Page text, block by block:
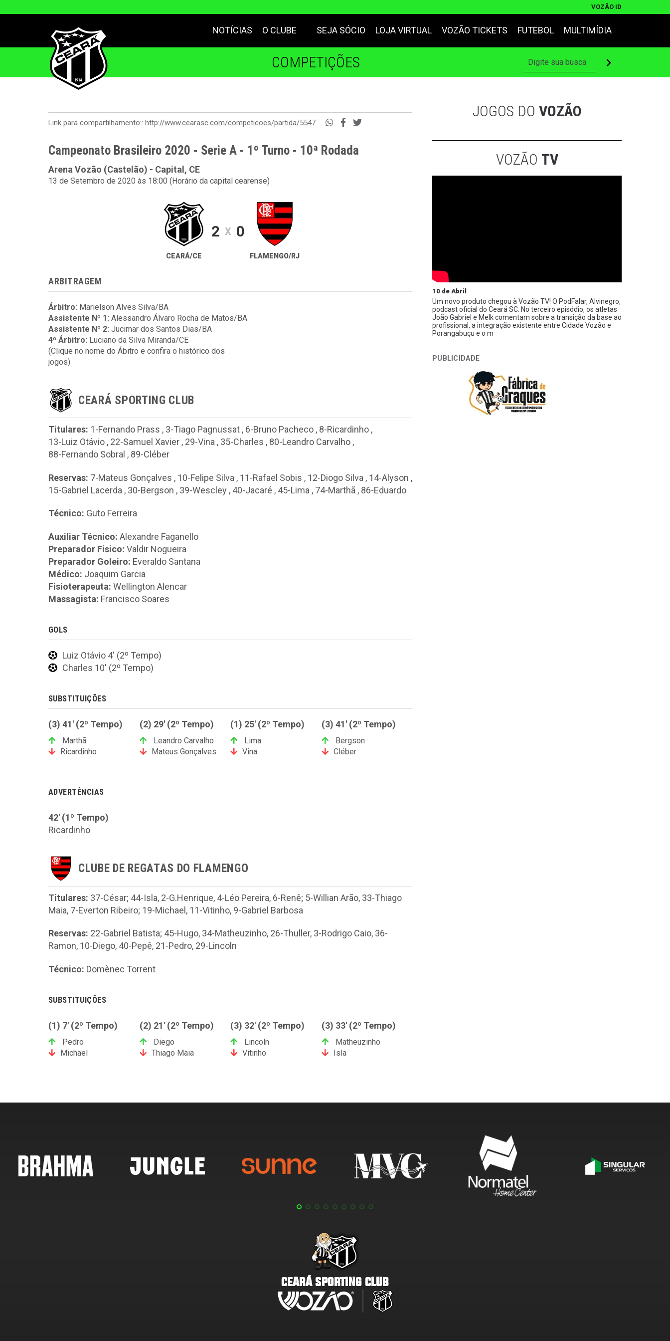
VOZÃO ID
NOTÍCIAS O CLUBE SEJA SÓCIO LOJA VIRTUAL VOZÃO TICKETS FUTEBOL MULTIMÍDIA
COMPETIÇÕES
Link para compartilhamento:: http://www.cearasc.com/competicoes/partida/5547
Campeonato Brasileiro 2020 - Serie A - 1º Turno - 10ª Rodada
Arena Vozão (Castelão) - Capital, CE
13 de Setembro de 2020 às 18:00 (Horário da capital cearense)
CEARÁ/CE
2 X 0
FLAMENGO/RJ
ARBITRAGEM
Árbitro: Marielson Alves Silva/BA
Assistente Nº 1: Alessandro Álvaro Rocha de Matos/BA
Assistente Nº 2: Jucimar dos Santos Dias/BA
4º Árbitro: Luciano da Silva Miranda/CE
(Clique no nome do Ábitro e confira o histórico dos
jogos)
CEARÁ SPORTING CLUB
Titulares: 1-Fernando Prass , 3-Tiago Pagnussat , 6-Bruno Pacheco , 8-Ricardinho ,
13-Luiz Otávio , 22-Samuel Xavier , 29-Vina , 35-Charles , 80-Leandro Carvalho ,
88-Fernando Sobral , 89-Cléber
Reservas: 7-Mateus Gonçalves , 10-Felipe Silva , 11-Rafael Sobis , 12-Diogo Silva , 14-Alyson ,
15-Gabriel Lacerda , 30-Bergson , 39-Wescley , 40-Jacaré , 45-Lima , 74-Marthã , 86-Eduardo
Técnico: Guto Ferreira
Auxiliar Técnico: Alexandre Faganello
Preparador Fisico: Valdir Nogueira
Preparador Goleiro: Everaldo Santana
Médico: Joaquim Garcia
Fisioterapeuta: Wellington Alencar
Massagista: Francisco Soares
GOLS
Luiz Otávio 4' (2º Tempo)
Charles 10' (2º Tempo)
SUBSTITUIÇÕES
(3) 41' (2º Tempo)
Marthã
Ricardinho
(2) 29' (2º Tempo)
Leandro Carvalho
Mateus Gonçalves
(1) 25' (2º Tempo)
Lima
Vina
(3) 41' (2º Tempo)
Bergson
Cléber
ADVERTÊNCIAS
42' (1º Tempo)
Ricardinho
CLUBE DE REGATAS DO FLAMENGO
Titulares: 37-César; 44-Isla, 2-G.Henrique, 4-Léo Pereira, 6-Renê; 5-Willian Arão, 33-Thiago
Maia, 7-Everton Ribeiro; 19-Michael, 11-Vitinho, 9-Gabriel Barbosa
Reservas: 22-Gabriel Batista; 45-Hugo, 34-Matheuzinho, 26-Thuller, 3-Rodrigo Caio, 36-
Ramon, 10-Diego, 40-Pepê, 21-Pedro, 29-Lincoln
Técnico: Domènec Torrent
SUBSTITUIÇÕES
(1) 7' (2º Tempo)
Pedro
Michael
(2) 21' (2º Tempo)
Diego
Thiago Maia
(3) 32' (2º Tempo)
Lincoln
Vitinho
(3) 33' (2º Tempo)
Matheuzinho
Isla
JOGOS DO VOZÃO
VOZÃO TV
10 de Abril
Um novo produto chegou à Vozão TV! O PodFalar, Alvinegro,
podcast oficial do Ceará SC. No terceiro episódio, os atletas
João Gabriel e Melk comentam sobre a transição da base ao
profissional, a integração existente entre Cidade Vozão e
Porangabuçu e o m
PUBLICIDADE
CEARÁ SPORTING CLUB